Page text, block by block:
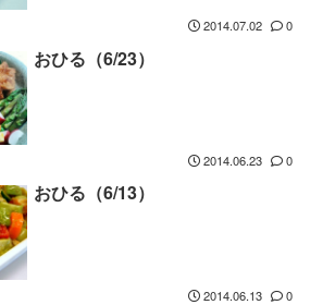
2014.07.02 0
おひる（6/23）
2014.06.23 0
おひる（6/13）
2014.06.13 0